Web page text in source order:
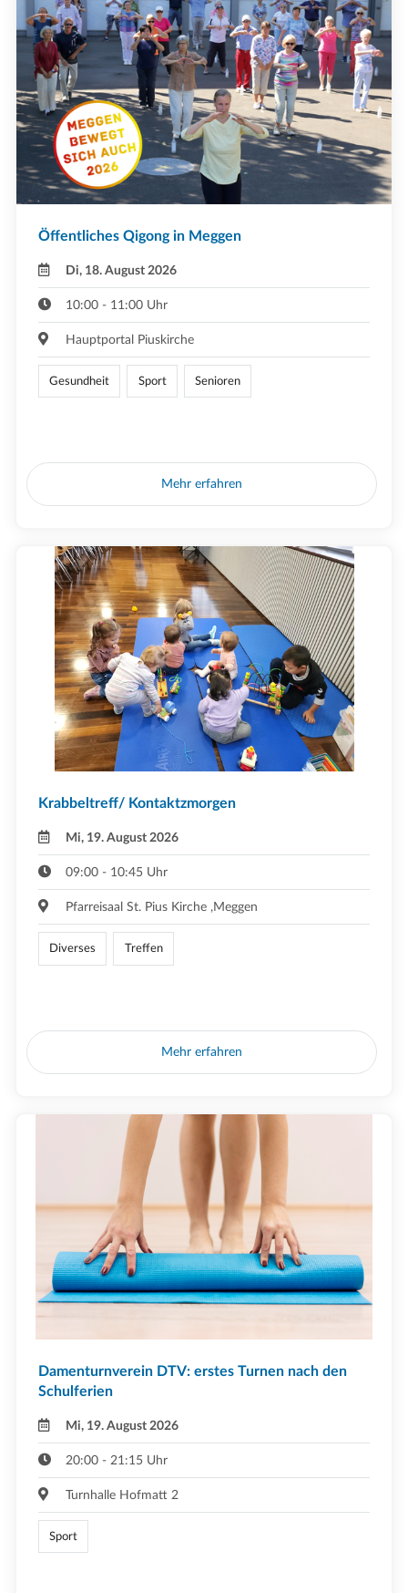
Öffentliches Qigong in Meggen
Di, 18. August 2026
10:00 - 11:00 Uhr
Hauptportal Piuskirche
Gesundheit Sport Senioren
Mehr erfahren
Krabbeltreff/ Kontaktzmorgen
Mi, 19. August 2026
09:00 - 10:45 Uhr
Pfarreisaal St. Pius Kirche ,Meggen
Diverses Treffen
Mehr erfahren
Damenturnverein DTV: erstes Turnen nach den
Schulferien
Mi, 19. August 2026
20:00 - 21:15 Uhr
Turnhalle Hofmatt 2
Sport